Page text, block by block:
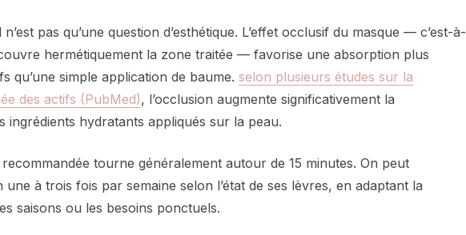
pas qu’une question d’esthétique. L’effet occlusif du masque — c’est-à-
hermétiquement la zone traitée — favorise une absorption plus
qu’une simple application de baume. selon plusieurs études sur la
des actifs (PubMed), l’occlusion augmente significativement la
ingrédients hydratants appliqués sur la peau.
tourne généralement autour de 15 minutes. On peut
à trois fois par semaine selon l’état de ses lèvres, en adaptant la
saisons ou les besoins ponctuels.